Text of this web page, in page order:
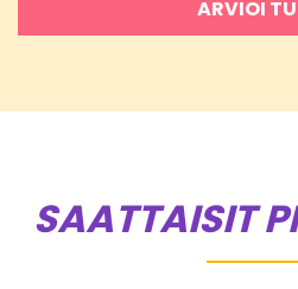
ARVIOI
SAATTAISIT